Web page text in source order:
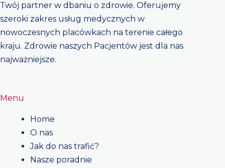
Twój partner w dbaniu o zdrowie. Oferujemy
szeroki zakres usług medycznych w
nowoczesnych placówkach na terenie całego
kraju. Zdrowie naszych Pacjentów jest dla nas
najważniejsze.
Menu
Home
O nas
Jak do nas trafić?
Nasze poradnie